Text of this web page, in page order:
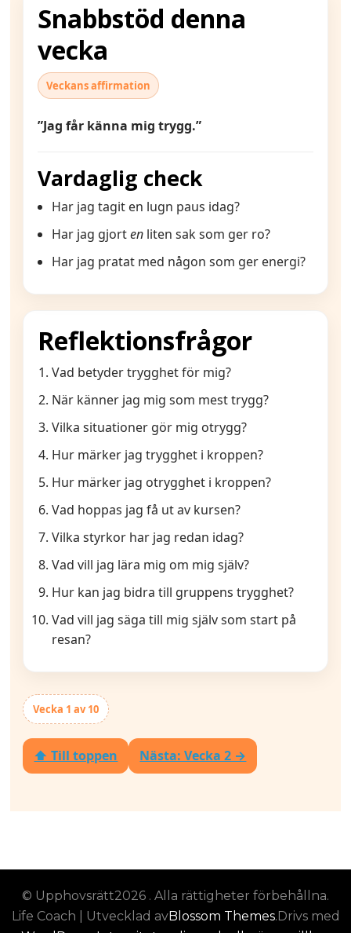
Snabbstöd denna
vecka
Veckans affirmation
”Jag får känna mig trygg.”
Vardaglig check
Har jag tagit en lugn paus idag?
Har jag gjorten liten sak som ger ro?
Har jag pratat med någon som ger energi?
Reflektionsfrågor
Vad betyder trygghet för mig?
När känner jag mig som mest trygg?
Vilka situationer gör mig otrygg?
Hur märker jag trygghet i kroppen?
Hur märker jag otrygghet i kroppen?
Vad hoppas jag få ut av kursen?
Vilka styrkor har jag redan idag?
Vad vill jag lära mig om mig själv?
Hur kan jag bidra till gruppens trygghet?
Vad vill jag säga till mig själv som start på
resan?
Vecka 1 av 10
⬆ Till toppen Nästa: Vecka 2 →
© Upphovsrätt2026 . Alla rättigheter förbehållna.
Life Coach | Utvecklad avBlossom Themes.Drivs med